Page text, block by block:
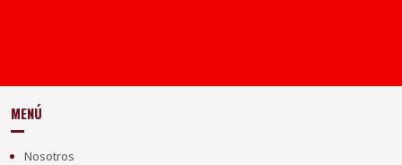
MENÚ
Nosotros